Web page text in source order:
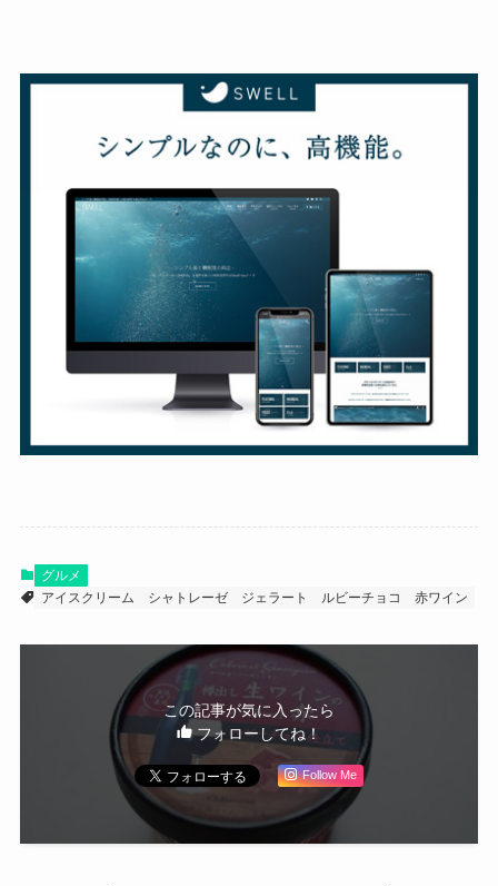
グルメ
アイスクリーム
シャトレーゼ ジェラート ルビーチョコ 赤ワイン
この記事が気に入ったら
フォローしてね！
Follow Me